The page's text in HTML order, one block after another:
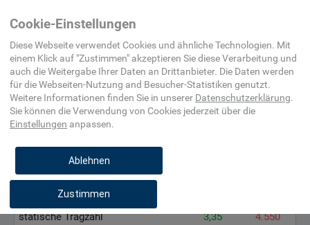
Beschlag
Innendurchmesser, mm
statische Tragzahl, kN
dynamische Tragzahl, kN
Innendurchmesser
statische Tragzahl
3,35
4.550
Cookie-Einstellungen
Diese Webseite verwendet Cookies und ähnliche Technologien. Mit
einem Klick auf "Zustimmen" akzeptieren Sie diese Verarbeitung und
auch die Weitergabe Ihrer Daten an Drittanbieter. Die Daten werden
für dieWebseiten-Nutzung and Besucher-Statistiken genutzt.
Weitere Informationen finden Sie in unserer Datenschutzerklärung.
Sie können die Verwendung von Cookies jederzeit über die
Einstellungen anpassen.
Ablehnen
Zustimmen